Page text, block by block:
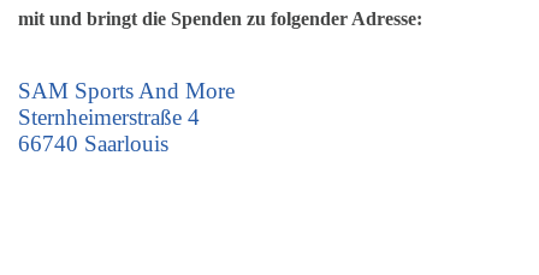
mit und bringt die Spenden zu folgender Adresse:
SAM Sports And More
Sternheimerstraße 4
66740 Saarlouis